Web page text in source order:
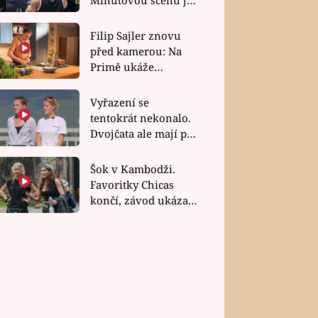
Filip Sajler znovu
před kamerou: Na
Primě ukáže
rychlé recepty
Vyřazení se
tentokrát nekonalo.
Dvojčata ale mají po
závodu nůž na krku
Šok v Kambodži.
Favoritky Chicas
končí, závod ukázal